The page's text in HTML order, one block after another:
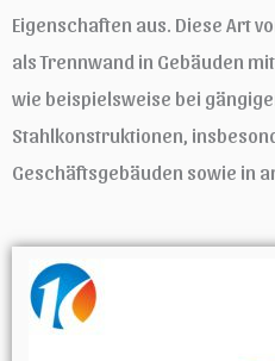
Eigenschaften aus. Diese Art
als Trennwand in Gebäuden
wie beispielsweise bei
Stahlkonstruktionen,
Geschäftsgebäuden sowie in